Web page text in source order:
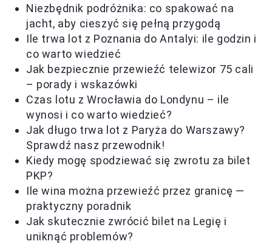
Niezbędnik podróżnika: co spakować na
jacht, aby cieszyć się pełną przygodą
Ile trwa lot z Poznania do Antalyi: ile godzin i
co warto wiedzieć
Jak bezpiecznie przewieźć telewizor 75 cali
– porady i wskazówki
Czas lotu z Wrocławia do Londynu – ile
wynosi i co warto wiedzieć?
Jak długo trwa lot z Paryża do Warszawy?
Sprawdź nasz przewodnik!
Kiedy mogę spodziewać się zwrotu za bilet
PKP?
Ile wina można przewieźć przez granicę —
praktyczny poradnik
Jak skutecznie zwrócić bilet na Legię i
uniknąć problemów?